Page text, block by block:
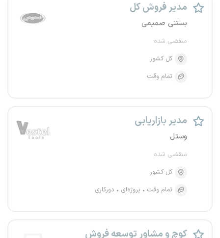
مدیر فروش کل
بستنی صمیمی
منقضی شده
کل کشور
تمام وقت
مدیر بازاریابی
وستل
منقضی شده
کل کشور
تمام وقت
پروژه‌ای دورکاری
کوچ و مشاور توسعه فروش